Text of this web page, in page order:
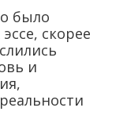
было
скорее
и